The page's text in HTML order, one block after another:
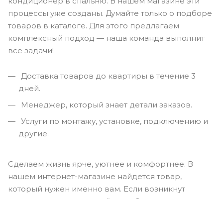
процессы уже созданы. Думайте только о подборе
товаров в каталоге. Для этого предлагаем
комплексный подход — наша команда выполнит
все задачи!
Доставка товаров до квартиры в течение 3
дней.
Менеджер, который знает детали заказов.
Услуги по монтажу, установке, подключению и
другие.
Сделаем жизнь ярче, уютнее и комфортнее. В
нашем интернет-магазине найдется товар,
который нужен именно вам. Если возникнут